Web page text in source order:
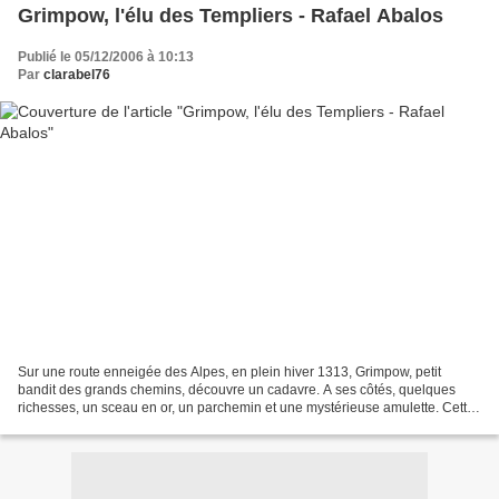
Grimpow, l'élu des Templiers - Rafael Abalos
Publié le 05/12/2006 à 10:13
Par clarabel76
Sur une route enneigée des Alpes, en plein hiver 1313, Grimpow, petit
bandit des grands chemins, découvre un cadavre. A ses côtés, quelques
richesses, un sceau en or, un parchemin et une mystérieuse amulette. Cette